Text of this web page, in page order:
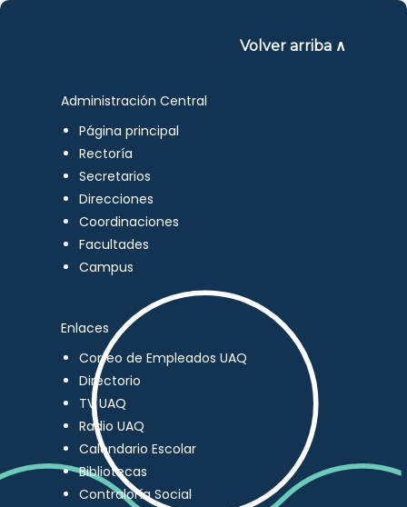
Volver arriba ∧
Administración Central
Página principal
Rectoría
Secretarios
Direcciones
Coordinaciones
Facultades
Campus
Enlaces
Correo de Empleados UAQ
Directorio
TV UAQ
Radio UAQ
Calendario Escolar
Bibliotecas
Contraloría Social